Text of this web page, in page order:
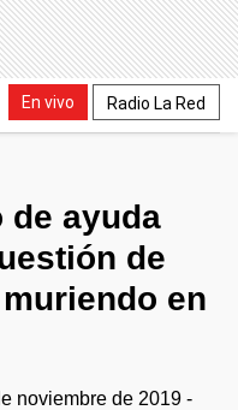
En vivo Radio La Red
de ayuda
de
en
noviembre de 2019 -